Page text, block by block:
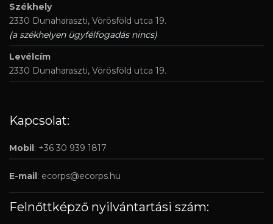
Székhely
2330 Dunaharaszti, Vörösföld utca 19.
(a székhelyen ügyfélfogadás nincs)
Levélcím
2330 Dunaharaszti, Vörösföld utca 19.
Kapcsolat:
Mobil: +36 30 939 1817
E-mail: ecorps@ecorps.hu
Felnőttképző nyilvántartási szám: